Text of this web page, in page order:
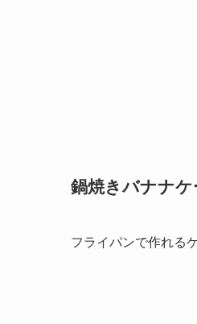
鍋焼きバナナ
フライパンで作れる